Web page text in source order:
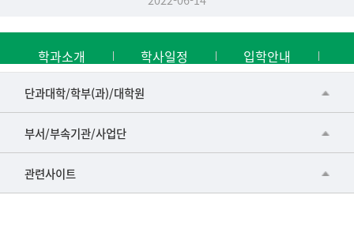
학과소개 학사일정 입학안내
단과대학/학부(과)/대학원
■인문대학
▷국어국문학부
▷일본어·일본학과
부서/부속기관/사업단
공동기기센터
공학교육혁신센터
관련사이트
건강가정지원센터
교수협의회